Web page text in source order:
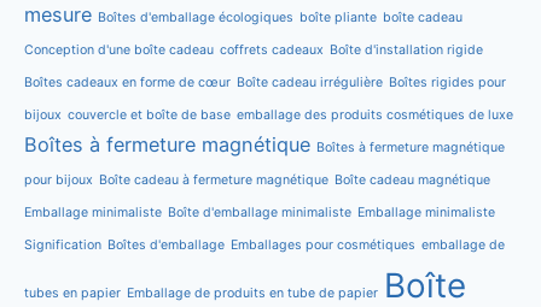
mesure Boîtes d'emballage écologiques boîte pliante boîte cadeau
Conception d'une boîte cadeau coffrets cadeaux Boîte d'installation rigide
Boîtes cadeaux en forme de cœur Boîte cadeau irrégulière Boîtes rigides pour
bijoux couvercle et boîte de base emballage des produits cosmétiques de luxe
Boîtes à fermeture magnétique Boîtes à fermeture magnétique
pour bijoux Boîte cadeau à fermeture magnétique Boîte cadeau magnétique
Emballage minimaliste Boîte d'emballage minimaliste Emballage minimaliste
Signification Boîtes d'emballage Emballages pour cosmétiques emballage de
tubes en papier Emballage de produits en tube de papier Boîte